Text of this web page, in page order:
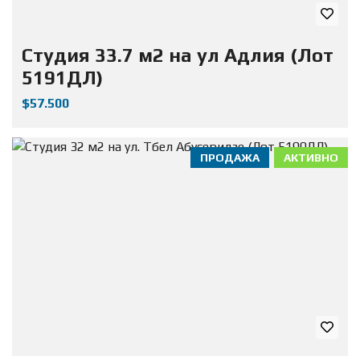
Студия 33.7 м2 на ул Адлия (Лот
5191ДЛ)
$57.500
АКТИВНО
ПРОДАЖА